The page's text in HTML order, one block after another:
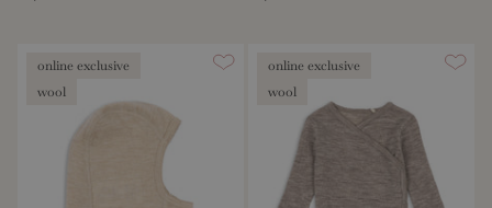
online exclusive
wool
online exclusive
wool